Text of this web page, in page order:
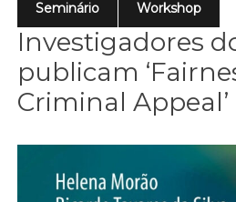
Seminário Workshop
Investigadores
publicam
Criminal Appeal’